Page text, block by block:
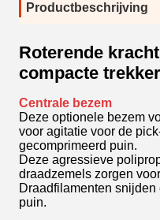
Productbeschrijving
Roterende
compacte
Centrale bezem
Deze optionele bezem
voor agitatie voor de
gecomprimeerd puin.
Deze agressieve
draadzemels zorgen
Draadfilamenten
puin.